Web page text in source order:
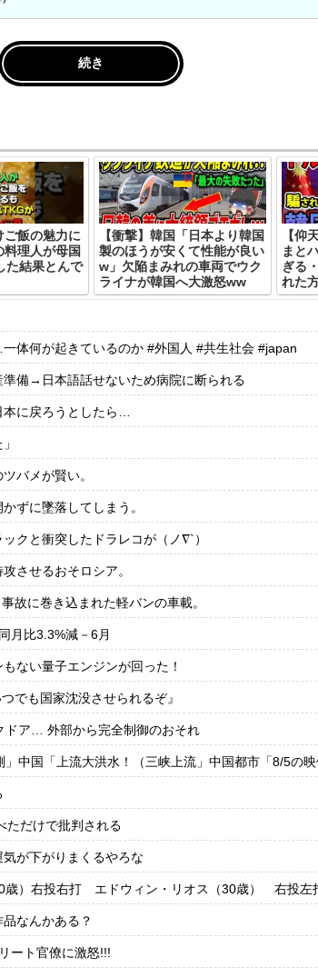
続き
ご飯の魅力に
理人が母国
た結果とんで
【衝撃】韓国「日本より韓国
製のほうが安くて性能が良い
w」欠陥まみれの車両でウク
ライナが韓国へ大激怒ww
【仰
まと
ぎる
れた
体何が起きているのか #外国人 #共生社会 #japan
備→日本語話せないため病院に断られる
本に戻ろうとしたら…
バメが賢い。
ずに墜落してしまう。
クと衝突したドラレコが（ノ∇`）
させるおそロシア。
故に巻き込まれた軽バンの車載。
月比3.3%減－6月
ない量子エンジンが回った！
でも国家沈没させられるぞ』
ドア… 外部から完全制御のおそれ
（三峡上流」中国都市「8/5の映像（動画」三峡ダム「緊急放流（決壊危機」
ただけで批判される
が下がりまくるやろな
エドウィン・リオス（30歳） 右投左打 ジェイミー・ウェストブ
なんかある？
ート官僚に激怒!!!